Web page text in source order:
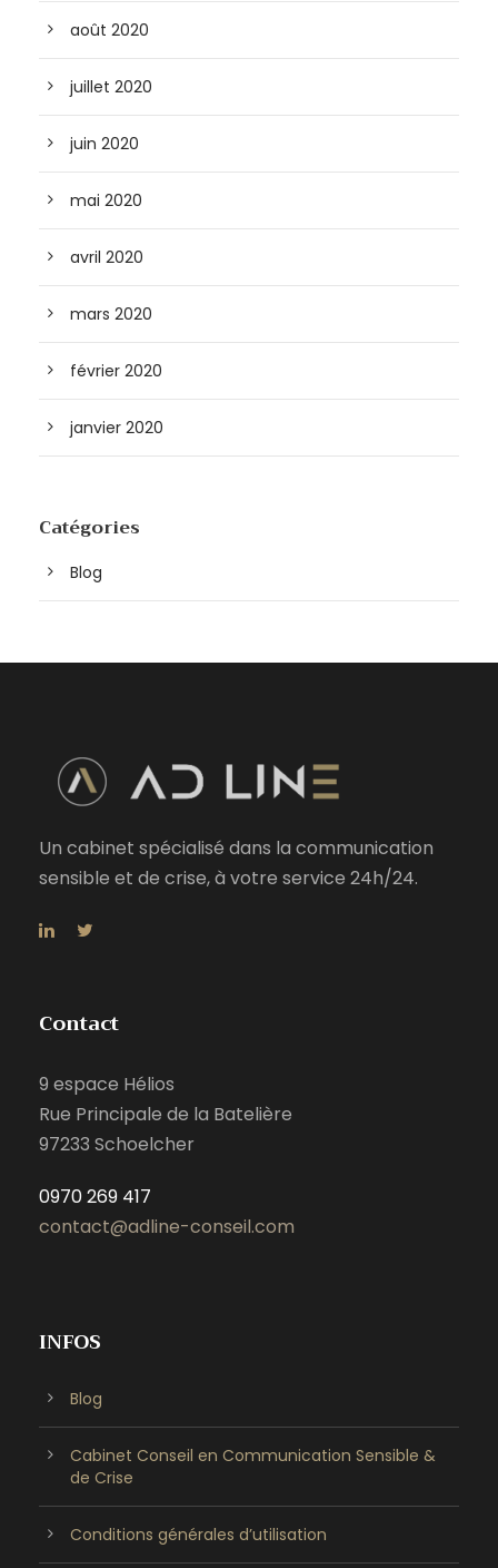
août 2020
juillet 2020
juin 2020
mai 2020
avril 2020
mars 2020
février 2020
janvier 2020
Catégories
Blog
Un cabinet spécialisé dans la communication
sensible et de crise, à votre service 24h/24.
Contact
9 espace Hélios
Rue Principale de la Batelière
97233 Schoelcher
0970 269 417
contact@adline-conseil.com
INFOS
Blog
Cabinet Conseil en Communication Sensible &
de Crise
Conditions générales d’utilisation